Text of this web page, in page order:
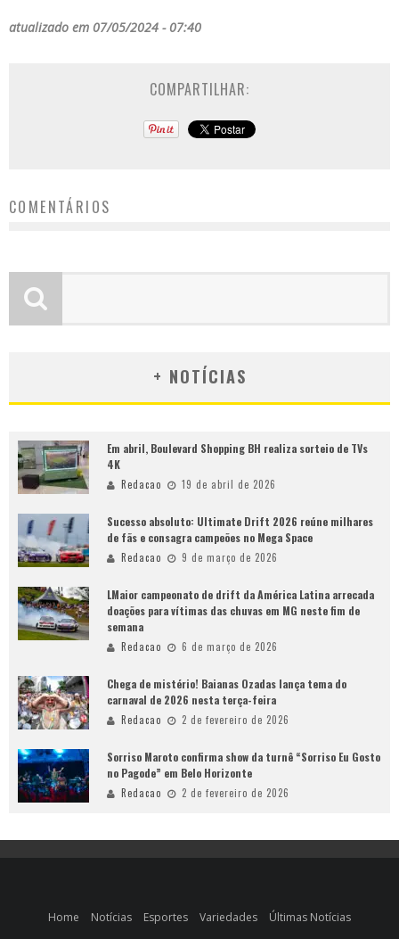
atualizado em 07/05/2024 - 07:40
COMPARTILHAR:
COMENTÁRIOS
+ NOTÍCIAS
Em abril, Boulevard Shopping BH realiza sorteio de TVs
4K
Redacao 19 de abril de 2026
Sucesso absoluto: Ultimate Drift 2026 reúne milhares
de fãs e consagra campeões no Mega Space
Redacao 9 de março de 2026
LMaior campeonato de drift da América Latina arrecada
doações para vítimas das chuvas em MG neste fim de
semana
Redacao 6 de março de 2026
Chega de mistério! Baianas Ozadas lança tema do
carnaval de 2026 nesta terça-feira
Redacao 2 de fevereiro de 2026
Sorriso Maroto confirma show da turnê “Sorriso Eu Gosto
no Pagode” em Belo Horizonte
Redacao 2 de fevereiro de 2026
Home Notícias Esportes Variedades Últimas Notícias